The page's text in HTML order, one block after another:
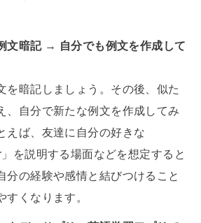
文暗記 → 自分でも例文を作成して
を暗記しましょう。その後、似た
、自分で新たな例文を作成してみ
えば、友達に自分の好きな
」を説明する場面などを想定すると
分の経験や感情と結びつけること
すくなります。